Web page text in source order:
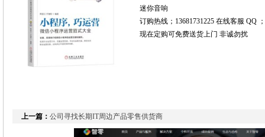
迷你音响
订购热线；13681731225 在线客服 QQ
现在定购可免费送货上门 非诚勿扰
上一篇： 公司寻找长期IT周边产品零售供货商